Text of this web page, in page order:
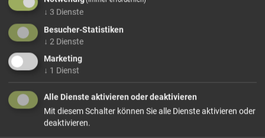
wichtigsten Brotgetreide der Welt. Durch seinen natürlichen
mehr Infos +
Dieses Produkt führen wir lose, bei Bedarf auch
Variante!
↓ 3 Dienste
Besucher-Statistiken
↓ 2 Dienste
Marketing
↓ 1 Dienst
Alle Dienste aktivieren oder deaktivieren
Mit diesem Schalter können Sie alle Dienste aktivieren oder
deaktivieren.